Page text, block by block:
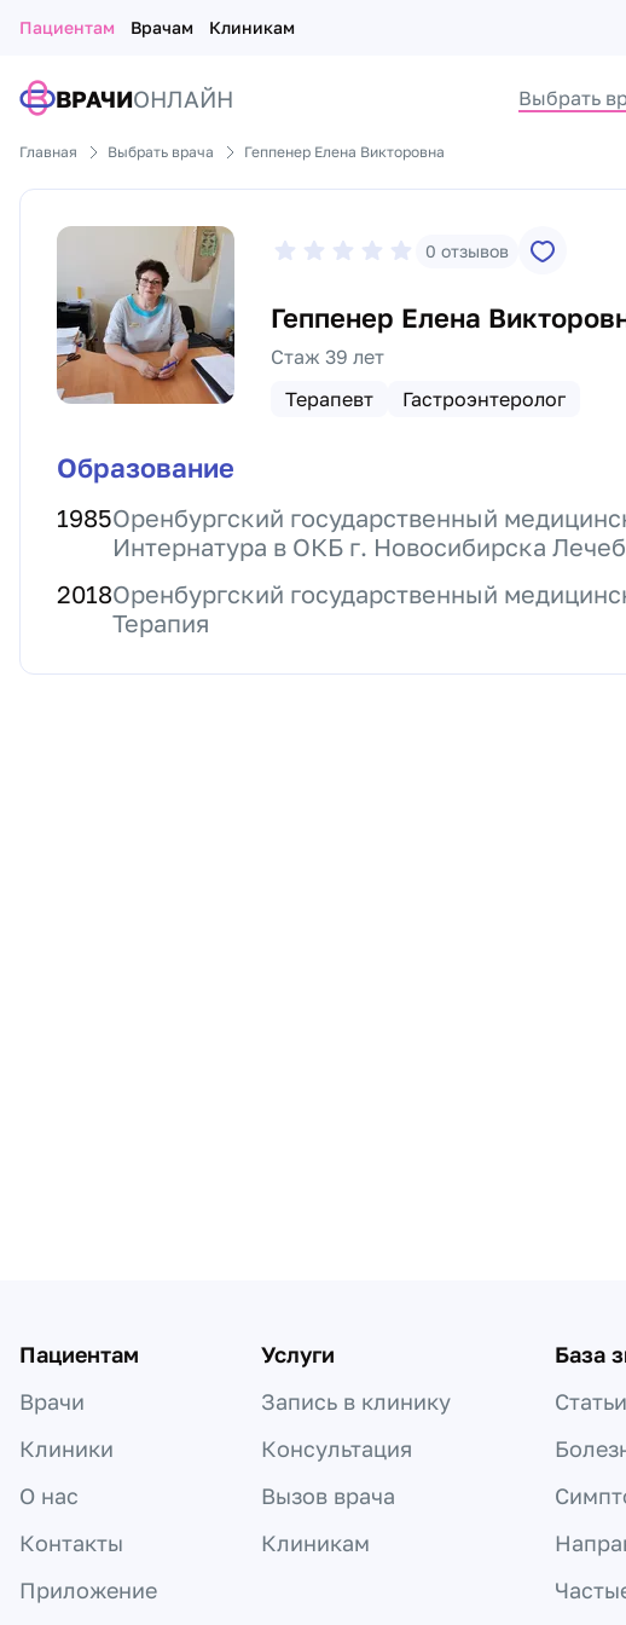
Пациентам Врачам Клиникам
ВРАЧИОНЛАЙН Выбрать
Главная Выбрать врача Геппенер Елена Викторовна
0 отзывов
Геппенер Елена
Стаж 39 лет
Терапевт
Гастроэнтеролог
Образование
1985Оренбургский государственный
Интернатура в ОКБ г. Новосибирска
2018Оренбургский государственный
Терапия
Пациентам
Врачи
Клиники
О нас
Контакты
Приложение
Услуги
Запись в клинику
Консультация
Вызов врача
Клиникам
База
Статьи